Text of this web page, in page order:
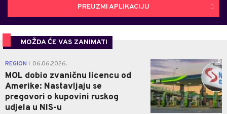
PREUZMI APLIKACIJU
MOŽDA ĆE VAS ZANIMATI
REGION 06.06.2026.
MOL dobio zvaničnu licencu od
Amerike: Nastavljaju se
pregovori o kupovini ruskog
udjela u NIS-u
0